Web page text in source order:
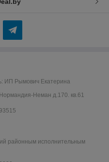
ИП Рымович Екатерина
Неман д.170. кв.61
районным исполнительным